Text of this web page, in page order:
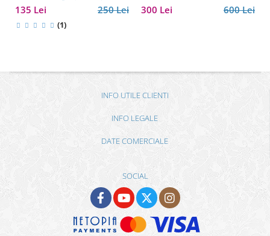
250 Lei
135 Lei
(1)
600 Lei
300 Lei
INFO UTILE CLIENTI
INFO LEGALE
DATE COMERCIALE
SOCIAL